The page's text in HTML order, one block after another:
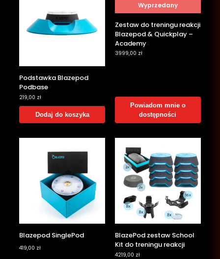
Podstawka Blazepod
Podbase
219,00 zł
Dodaj do koszyka
Wyprzedany
Zestaw do treningu reakcji
Blazepod & Quickplay –
Academy
3999,00 zł
Powiadom mnie o
dostępności
Blazepod SinglePod
419,00 zł
BlazePod zestaw School
Kit do treningu reakcji
4219,00 zł